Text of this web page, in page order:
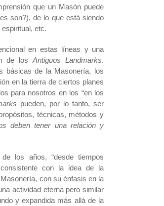
que un Masón puede
son?), de lo que está siendo
etc.
en estas líneas y una
de losAntiguos Landmarks.
básicas de la Masonería, los
en la tierra de ciertos planes
para nosotros en los “en los
pueden, por lo tanto, ser
técnicas, métodos y
deben tener una relación y
los años, “desde tiempos
con la idea de la
con su énfasis en la
actividad eterna pero similar
y expandida más allá de la